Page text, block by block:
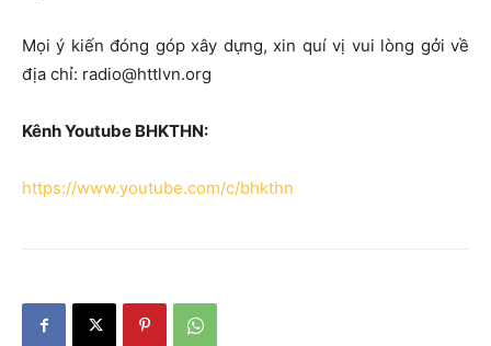
Mọi ý kiến đóng góp xây dựng, xin quí vị vui lòng gởi về
địa chỉ: radio@httlvn.org
Kênh Youtube BHKTHN:
https://www.youtube.com/c/bhkthn